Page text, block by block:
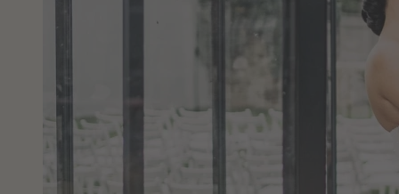
© Sabrina Ulrich Fotografie